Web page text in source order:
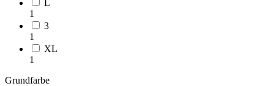
L
1
3
1
XL
1
Grundfarbe